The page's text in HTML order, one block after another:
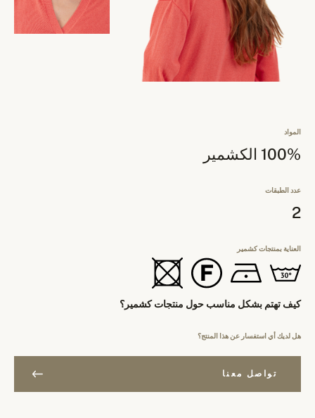
المواد
100% الكشمير
عدد الطبقات
2
العناية بمنتجات كشمير
كيف تهتم بشكل مناسب حول منتجات كشمير؟
هل لديك أي استفسار عن هذا المنتج؟
تواصل معنا